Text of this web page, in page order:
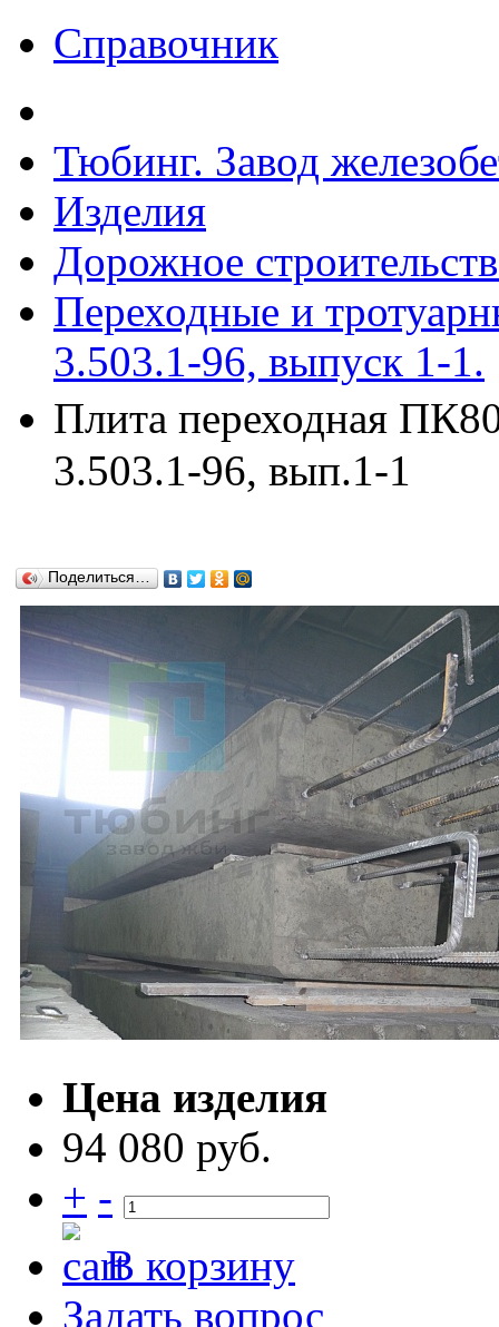
Справочник
Тюбинг. Завод
Изделия
Дорожное
Переходные и
3.503.1-96, выпуск 1-1.
Плита переходная
3.503.1-96, вып.1-1
Поделиться…
Цена изделия
94 080 руб.
+ -
В корзину
Задать вопрос